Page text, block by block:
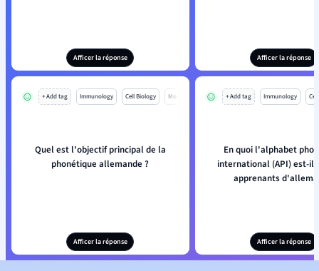
Afficer la réponse Afficer la réponse
+ Add tag Immunology Cell Biology Mo
Quel est l'objectif principal de la
phonétique allemande ?
Afficer la réponse
+ Add tag Immunology
En quoi l'alphabet
international (API) est-il
apprenants
Afficer la réponse